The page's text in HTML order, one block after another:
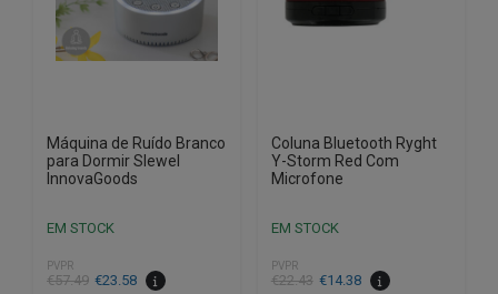
Máquina de Ruído Branco
para Dormir Slewel
InnovaGoods
EM STOCK
PVPR
€57.49
O
€23.58
O
Coluna Bluetooth Ryght
Y-Storm Red Com
Microfone
EM STOCK
PVPR
€22.43
O
€14.38
O